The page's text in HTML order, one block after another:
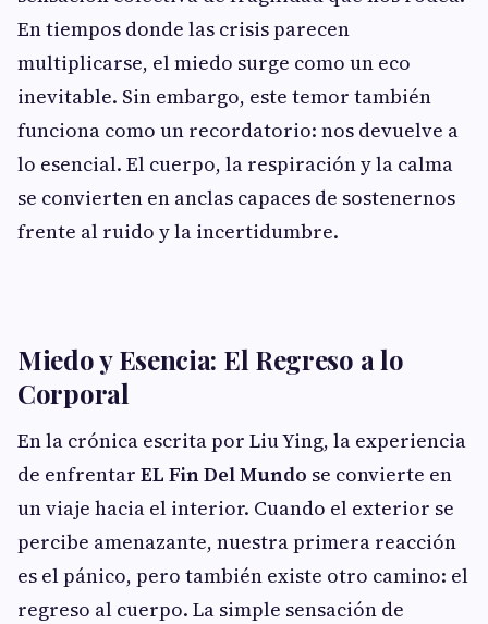
En tiempos donde las crisis parecen
multiplicarse, el miedo surge como un eco
inevitable. Sin embargo, este temor también
funciona como un recordatorio: nos devuelve a
lo esencial. El cuerpo, la respiración y la calma
se convierten en anclas capaces de sostenernos
frente al ruido y la incertidumbre.
Miedo y Esencia: El Regreso a lo
Corporal
En la crónica escrita por Liu Ying, la experiencia
de enfrentar EL Fin Del Mundo se convierte en
un viaje hacia el interior. Cuando el exterior se
percibe amenazante, nuestra primera reacción
es el pánico, pero también existe otro camino: el
regreso al cuerpo. La simple sensación de